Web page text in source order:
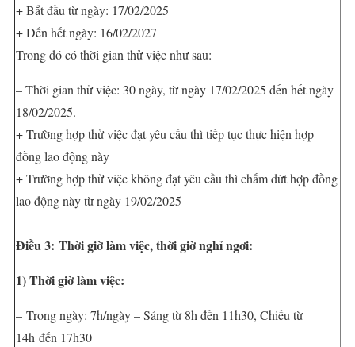
+ Bắt đầu từ ngày: 17/02/2025
+ Đến hết ngày: 16/02/2027
Trong đó có thời gian thử việc như sau:
– Thời gian thử việc: 30 ngày, từ ngày 17/02/2025 đến hết ngày
18/02/2025.
+ Trường hợp thử việc đạt yêu cầu thì tiếp tục thực hiện hợp
đồng lao động này
+ Trường hợp thử việc không đạt yêu cầu thì chấm dứt hợp đồng
lao động này từ ngày 19/02/2025
Điều 3: Thời giờ làm việc, thời giờ nghỉ ngơi:
1) Thời giờ làm việc:
– Trong ngày: 7h/ngày – Sáng từ 8h đến 11h30, Chiều từ
14h đến 17h30